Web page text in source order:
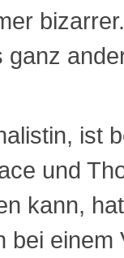
ist
und
kann,
bei einem